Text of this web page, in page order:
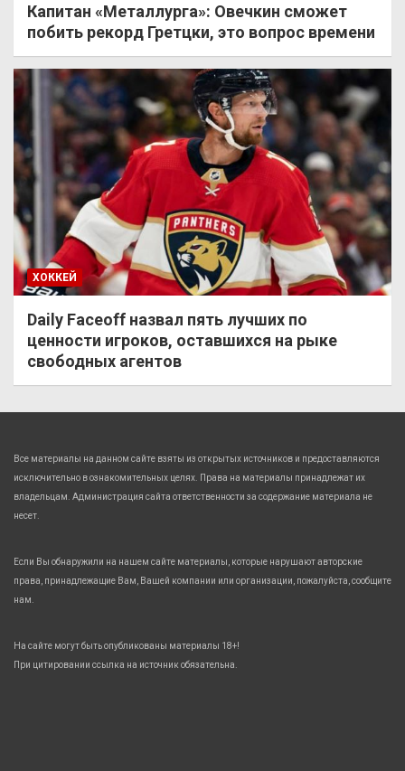
Капитан «Металлурга»: Овечкин сможет
побить рекорд Гретцки, это вопрос времени
ХОККЕЙ
Daily Faceoff назвал пять лучших по
ценности игроков, оставшихся на рыке
свободных агентов
Все материалы на данном сайте взяты из открытых источников и предоставляются
исключительно в ознакомительных целях. Права на материалы принадлежат их
владельцам. Администрация сайта ответственности за содержание материала не
несет.
Если Вы обнаружили на нашем сайте материалы, которые нарушают авторские
права, принадлежащие Вам, Вашей компании или организации, пожалуйста, сообщите
нам.
На сайте могут быть опубликованы материалы 18+!
При цитировании ссылка на источник обязательна.